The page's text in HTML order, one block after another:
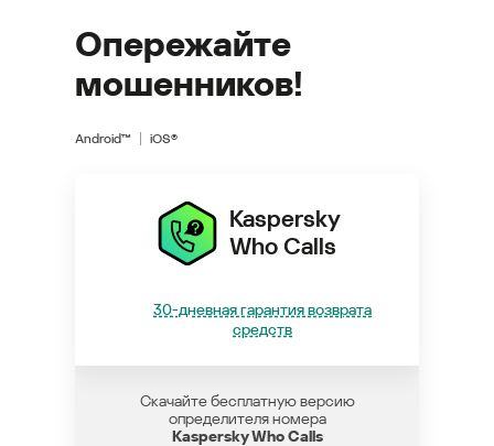
Опережайте
мошенников!
Android™ iOS®
Kaspersky
Who Calls
30-дневная гарантия возврата
средств
Скачайте бесплатную версию
определителя номера
Kaspersky Who Calls